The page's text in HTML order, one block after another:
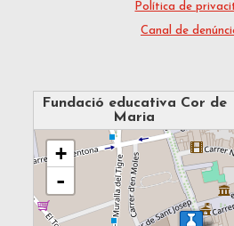
Política de
Canal de
Fundació educativa Cor de
Maria
loading map - please
+
-